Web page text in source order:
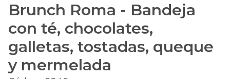
Brunch Roma - Bandeja
con té, chocolates,
galletas, tostadas, queque
y mermelada